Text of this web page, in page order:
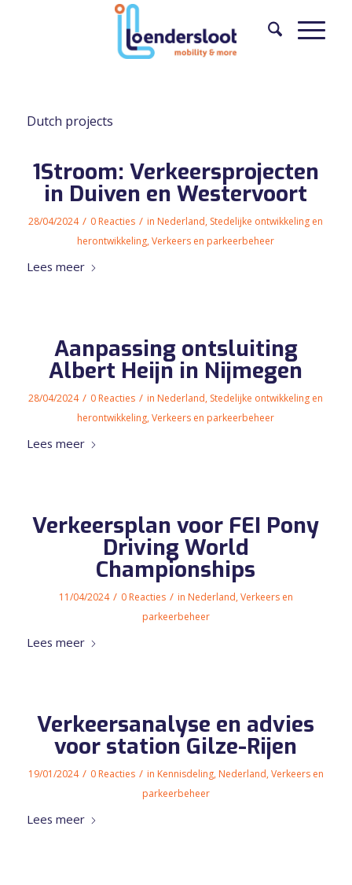
Dutch projects
1Stroom: Verkeersprojecten
in Duiven en Westervoort
28/04/2024 / 0 Reacties / in Nederland, Stedelijke ontwikkeling en
herontwikkeling,Verkeers en parkeerbeheer
Lees meer
Aanpassing ontsluiting
Albert Heijn in Nijmegen
28/04/2024 / 0 Reacties / in Nederland, Stedelijke ontwikkeling en
herontwikkeling,Verkeers en parkeerbeheer
Lees meer
Verkeersplan voor FEI Pony
Driving World
Championships
11/04/2024 / 0 Reacties / in Nederland,Verkeers en
parkeerbeheer
Lees meer
Verkeersanalyse en advies
voor station Gilze-Rijen
19/01/2024 / 0 Reacties / in Kennisdeling, Nederland,Verkeers en
parkeerbeheer
Lees meer